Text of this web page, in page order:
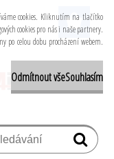
cookies. Kliknutím na tlačítko
cookies pro nás i naše partnery.
po celou dobu procházení webem.
Odmítnout všeSouhlasím